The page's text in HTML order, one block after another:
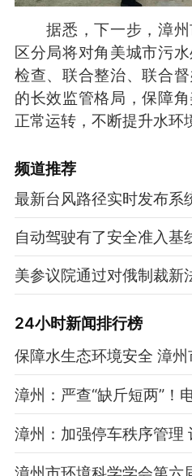
据悉，下一步，漳州
区分局将对角美城市污
检查、联合整治、联合
的长效监管格局，保障
正常运转，不断提升水环
频道推荐
最新台风路径实时发布系
自动驾驶有了安全准入基
美参议院通过对俄制裁新
24小时新闻排行榜
漳州：严查“缺斤短两”！
漳州：加强停车秩序管理